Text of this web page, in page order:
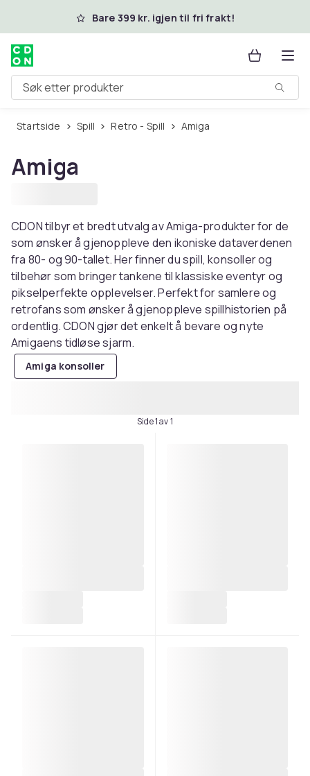
Hopp til hovedinnholdBare 399 kr. igjen til fri frakt!
Søk etter produkter
Startside Spill Retro - Spill Amiga
Amiga
CDON tilbyr et bredt utvalg av Amiga-produkter for de
som ønsker å gjenoppleve den ikoniske dataverdenen
fra 80- og 90-tallet. Her finner du spill, konsoller og
tilbehør som bringer tankene til klassiske eventyr og
pikselperfekte opplevelser. Perfekt for samlere og
retrofans som ønsker å gjenoppleve spillhistorien på
ordentlig. CDON gjør det enkelt å bevare og nyte
Amigaens tidløse sjarm.
Amiga konsoller
Side 1 av 1